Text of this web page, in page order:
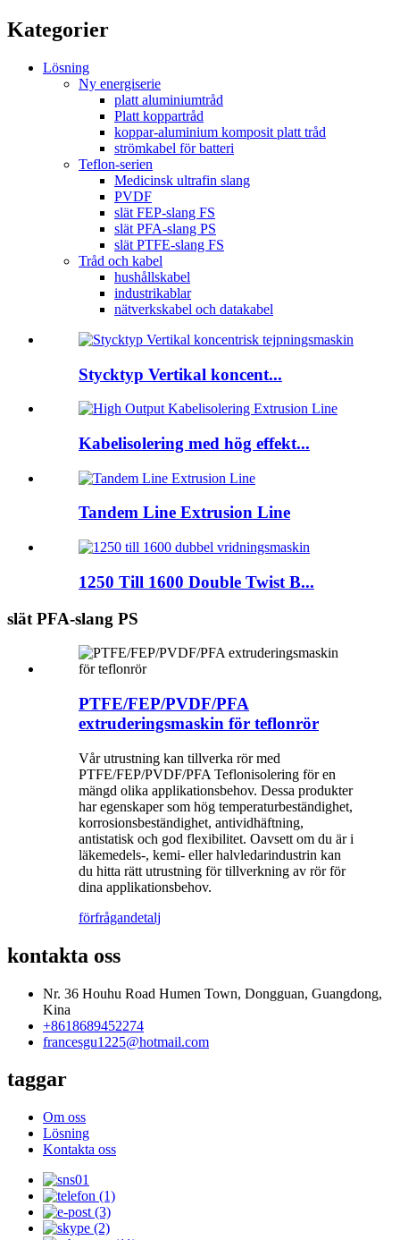
Kategorier
Lösning
Ny energiserie
platt aluminiumtråd
Platt koppartråd
koppar-aluminium komposit platt tråd
strömkabel för batteri
Teflon-serien
Medicinsk ultrafin slang
PVDF
slät FEP-slang FS
slät PFA-slang PS
slät PTFE-slang FS
Tråd och kabel
hushållskabel
industrikablar
nätverkskabel och datakabel
Stycktyp Vertikal koncent...
Kabelisolering med hög effekt...
Tandem Line Extrusion Line
1250 Till 1600 Double Twist B...
slät PFA-slang PS
PTFE/FEP/PVDF/PFA
extruderingsmaskin för teflonrör
Vår utrustning kan tillverka rör med
PTFE/FEP/PVDF/PFA Teflonisolering för en
mängd olika applikationsbehov. Dessa produkter
har egenskaper som hög temperaturbeständighet,
korrosionsbeständighet, antividhäftning,
antistatisk och god flexibilitet. Oavsett om du är i
läkemedels-, kemi- eller halvledarindustrin kan
du hitta rätt utrustning för tillverkning av rör för
dina applikationsbehov.
förfrågandetalj
kontakta oss
Nr. 36 Houhu Road Humen Town, Dongguan, Guangdong,
Kina
+8618689452274
francesgu1225@hotmail.com
taggar
Om oss
Lösning
Kontakta oss